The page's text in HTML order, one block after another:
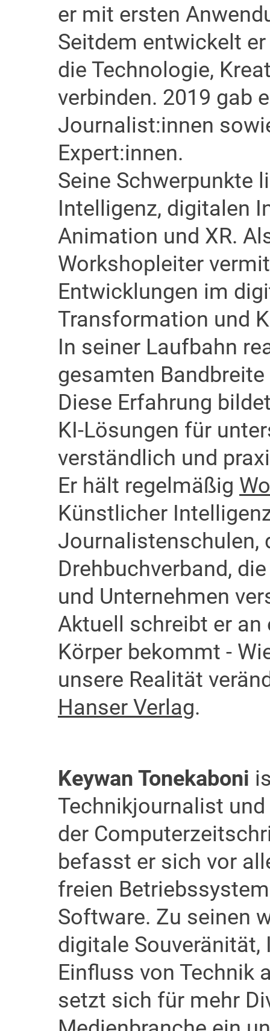
er mit ersten
Seitdem entwickelt
die Technologie,
verbinden. 2019 gab
Journalist:innen
Expert:innen.
Seine Schwerpunkte
Intelligenz, digitalen
Animation und XR.
Workshopleiter
Entwicklungen im
Transformation und
In seiner Laufbahn
gesamten
Diese Erfahrung
KI-Lösungen für
verständlich und
Er hält regelmäßig
Künstlicher
Journalistenschulen,
Drehbuchverband,
und Unternehmen
Aktuell schreibt er an
Körper bekommt -
unsere Realität
Hanser Verlag.
Keywan Tonekaboni
Technikjournalist
der
befasst er sich vor
freien
Software. Zu seinen
digitale Souveränität,
Einfluss von Technik
setzt sich für mehr